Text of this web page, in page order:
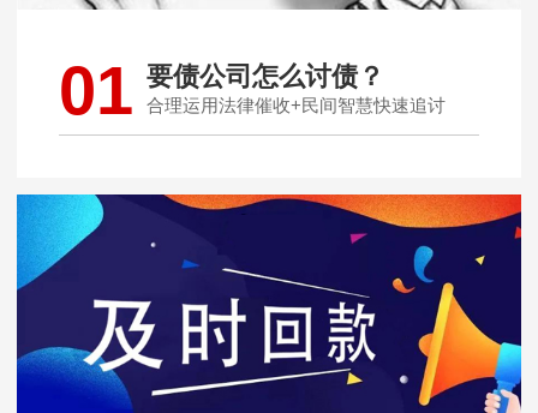
01 要债公司怎么讨债？
合理运用法律催收+民间智慧快速追讨